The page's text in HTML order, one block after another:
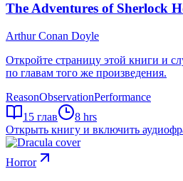
The Adventures of Sherlock
Arthur Conan Doyle
Откройте страницу этой книги и
по главам того же произведения.
ReasonObservationPerformance
15 глав
8 hrs
Открыть книгу и включить
Horror